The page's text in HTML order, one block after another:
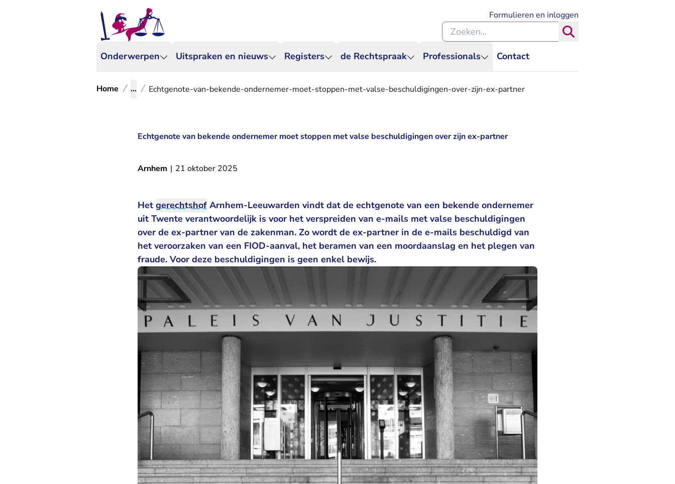
Onderwerpen Uitspraken en nieuws Registers de Rechtspraak Professionals Contact
Formulieren en inloggen
Zoeken binnen de Rechtspraak
Home ... Echtgenote-van-bekende-ondernemer-moet-stoppen-met-valse-beschuldigingen-over-zijn-ex-partner
Echtgenote van bekende ondernemer moet stoppen met valse beschuldigingen over zijn ex-partner
Arnhem | 21 oktober 2025
Het gerechtshof Arnhem-Leeuwarden vindt dat de echtgenote van een bekende ondernemer
uit Twente verantwoordelijk is voor het verspreiden van e-mails met valse beschuldigingen
over de ex-partner van de zakenman. Zo wordt de ex-partner in de e-mails beschuldigd van
het veroorzaken van een FIOD-aanval, het beramen van een moordaanslag en het plegen van
fraude. Voor deze beschuldigingen is geen enkel bewijs.